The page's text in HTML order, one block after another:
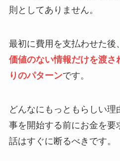
則としてありません。
最初に費用を支払わせた後、
価値のない情報だけを渡さ
りのパターンです。
どんなにもっともらしい
事を開始する前にお金を要
話はすぐに断るべきです。